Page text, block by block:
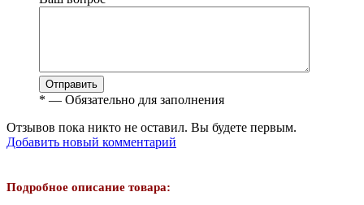
Отправить
* — Обязательно для заполнения
Отзывов пока никто не оставил. Вы будете первым.
Добавить новый комментарий
Подробное описание товара: